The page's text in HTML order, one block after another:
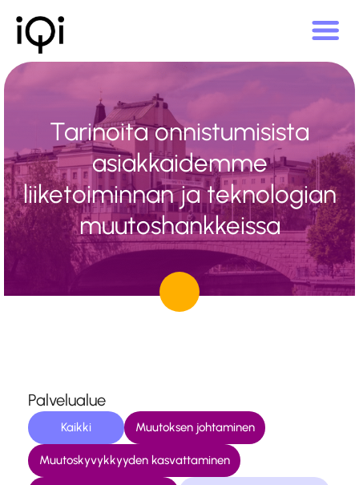
Tarinoita onnistumisista
asiakkaidemme
liiketoiminnan ja teknologian
muutoshankkeissa
Palvelualue
Kaikki Muutoksen johtaminen
Muutoskyvykkyyden kasvattaminen